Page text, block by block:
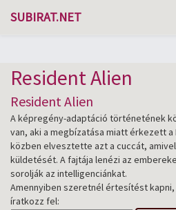
SUBIRAT.NET
Resident Alien
Resident Alien
A képregény-adaptáció történetének
van, aki a megbízatása miatt érkezett
közben elvesztette azt a cuccát,
küldetését. A fajtája lenézi az
sorolják az intelligenciánkat.
Amennyiben szeretnél értesítést
íratkozz fel: